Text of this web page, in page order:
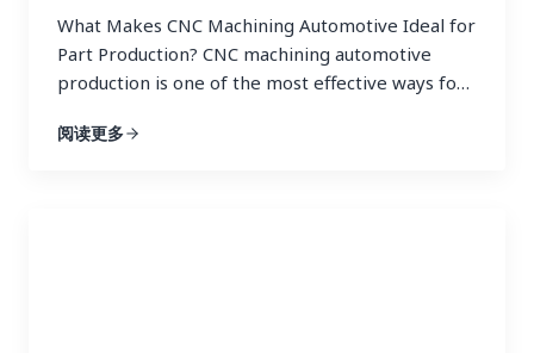
What Makes CNC Machining Automotive Ideal for
Part Production? CNC machining automotive
production is one of the most effective ways for
functional, and repeatable vehicle parts in low to
阅读更多